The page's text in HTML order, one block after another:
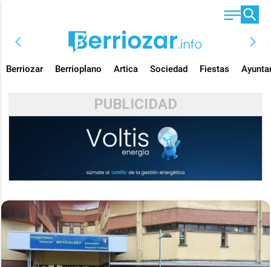
chevron_left chevron_right
Berriozar Berrioplano Artica Sociedad Fiestas
PUBLICIDAD